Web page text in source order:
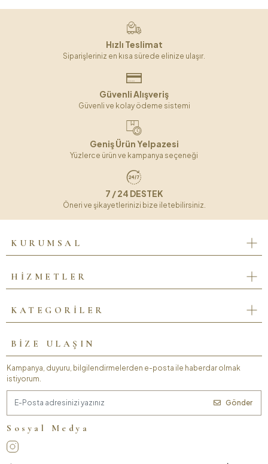
Hızlı Teslimat
Siparişleriniz en kısa sürede elinize ulaşır.
Güvenli Alışveriş
Güvenli ve kolay ödeme sistemi
Geniş Ürün Yelpazesi
Yüzlerce ürün ve kampanya seçeneği
7 / 24 DESTEK
Öneri ve şikayetlerinizi bize iletebilirsiniz.
KURUMSAL
HİZMETLER
KATEGORİLER
BİZE ULAŞIN
Kampanya, duyuru, bilgilendirmelerden e-posta ile haberdar olmak
istiyorum.
Gönder
Sosyal Medya